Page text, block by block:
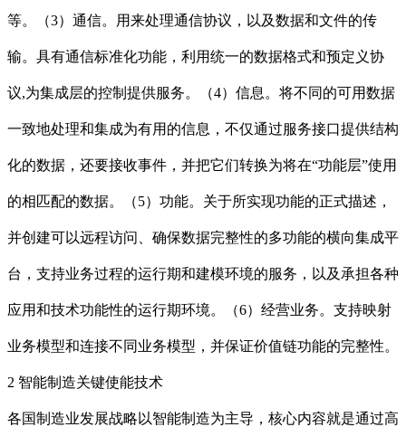
等。（3）通信。用来处理通信协议，以及数据和文件的传
输。具有通信标准化功能，利用统一的数据格式和预定义协
议,为集成层的控制提供服务。（4）信息。将不同的可用数据
一致地处理和集成为有用的信息，不仅通过服务接口提供结构
化的数据，还要接收事件，并把它们转换为将在“功能层”使用
的相匹配的数据。（5）功能。关于所实现功能的正式描述，
并创建可以远程访问、确保数据完整性的多功能的横向集成平
台，支持业务过程的运行期和建模环境的服务，以及承担各种
应用和技术功能性的运行期环境。（6）经营业务。支持映射
业务模型和连接不同业务模型，并保证价值链功能的完整性。
2 智能制造关键使能技术
各国制造业发展战略以智能制造为主导，核心内容就是通过高